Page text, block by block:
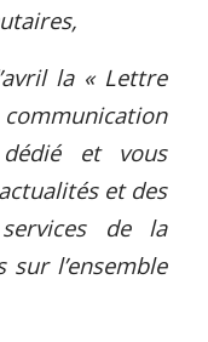
la « Lettre
et vous
et des
de la
sur l’ensemble